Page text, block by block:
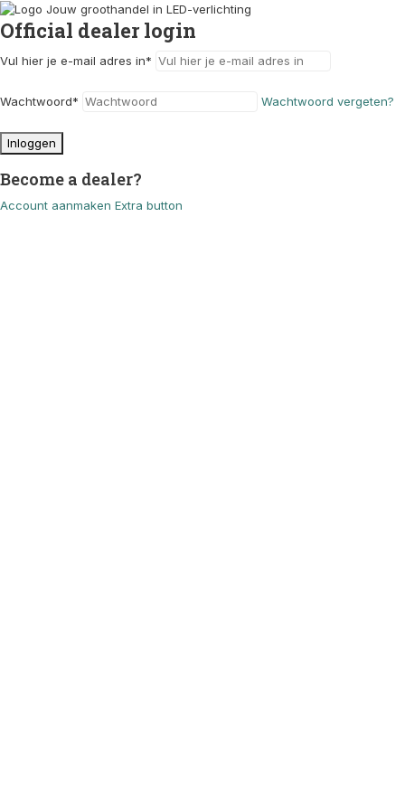
Official dealer login
Vul hier je e-mail adres in*
Wachtwoord* Wachtwoord vergeten?
Inloggen
Become a dealer?
Account aanmaken Extra button